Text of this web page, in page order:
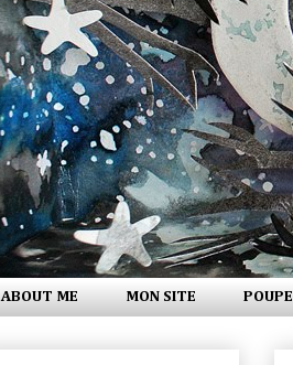
ABOUT ME MON SITE